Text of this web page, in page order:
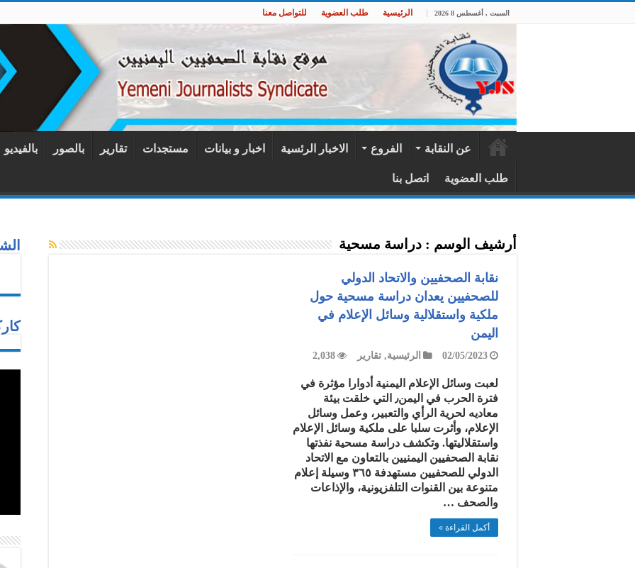
السبت , أغسطس 8 2026 الرئيسية طلب العضوية للتواصل معنا
عن النقابة الفروع الاخبار الرئسية اخبار و بيانات مستجدات تقارير بالصور بالفيديو
طلب العضوية اتصل بنا
أرشيف الوسم : دراسة مسحية
نقابة الصحفيين والاتحاد الدولي
للصحفيين يعدان دراسة مسحية حول
ملكية واستقلالية وسائل الإعلام في
اليمن
02/05/2023 الرئيسية,تقارير 2,038
لعبت وسائل الإعلام اليمنية أدوارا مؤثرة في
فترة الحرب في اليمن٫ التي خلقت بيئة
معاديه لحرية الرأي والتعبير، وعمل وسائل
الإعلام، وأثرت سلبا على ملكية وسائل الإعلام
واستقلاليتها. وتكشف دراسة مسحية نفذتها
نقابة الصحفيين اليمنيين بالتعاون مع الاتحاد
الدولي للصحفيين مستهدفة ٣٦٥ وسيلة إعلام
متنوعة بين القنوات التلفزيونية، والإذاعات
والصحف …
أكمل القراءة »